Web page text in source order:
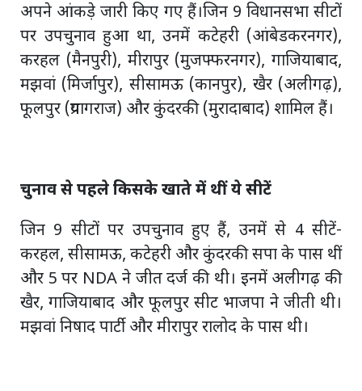
अपने आंकड़े जारी किए गए हैं।जिन 9 विधानसभा सीटों
पर उपचुनाव हुआ था, उनमें कटेहरी (आंबेडकरनगर),
करहल (मैनपुरी), मीरापुर (मुजफ्फरनगर), गाजियाबाद,
मझवां (मिर्जापुर), सीसामऊ (कानपुर), खैर (अलीगढ़),
फूलपुर (प्रयागराज) और कुंदरकी (मुरादाबाद) शामिल हैं।
चुनाव से पहले किसके खाते में थीं ये सीटें
जिन 9 सीटों पर उपचुनाव हुए हैं, उनमें से 4 सीटें-
करहल, सीसामऊ, कटेहरी और कुंदरकी सपा के पास थीं
और 5 पर NDA ने जीत दर्ज की थी। इनमें अलीगढ़ की
खैर, गाजियाबाद और फूलपुर सीट भाजपा ने जीती थी।
मझवां निषाद पार्टी और मीरापुर रालोद के पास थी।